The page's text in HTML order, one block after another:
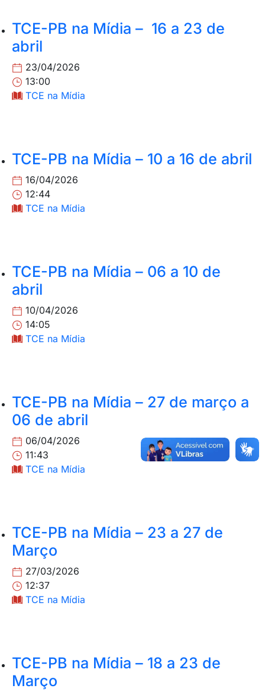
TCE-PB na Mídia – 16 a 23 de
abril
23/04/2026
13:00
TCE na Mídia
TCE-PB na Mídia – 10 a 16 de abril
16/04/2026
12:44
TCE na Mídia
TCE-PB na Mídia – 06 a 10 de
abril
10/04/2026
14:05
TCE na Mídia
TCE-PB na Mídia – 27 de março a
06 de abril
06/04/2026
11:43
TCE na Mídia
TCE-PB na Mídia – 23 a 27 de
Março
27/03/2026
12:37
TCE na Mídia
TCE-PB na Mídia – 18 a 23 de
Março